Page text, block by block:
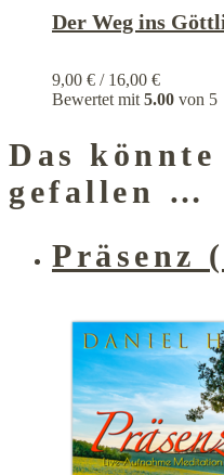
mehrere
Varianten
Die
Optionen
der
Produktseite
gewählt
Der Weg ins
9,00 € / 16,00 €
Bewertet mit 5.00 von 5
Das
gefallen …
Präsenz